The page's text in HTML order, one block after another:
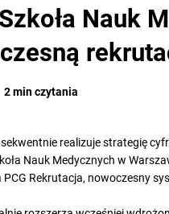
Nauk
2 min czytania
realizuje strategię
Nauk Medycznych w
PCG Rekrutacja, nowoczesny